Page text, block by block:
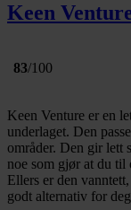
Keen
83/100
Keen Venture er en
underlaget. Den
områder. Den gir lett
noe som gjør at du til
Ellers er den
godt alternativ for